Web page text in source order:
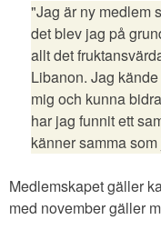
"Jag är ny medlem
det blev jag på
allt det
Libanon. Jag
mig och kunna
har jag funnit ett
känner samma
Medlemskapet gäller
med november gäller